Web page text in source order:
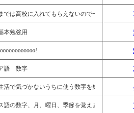
では高校に入れてもらえないので一からやり押
本勉強用
語 数字
活で気づかないうちに使う数字を集めました。
語の数字、月、曜日、季節を覚えましょう